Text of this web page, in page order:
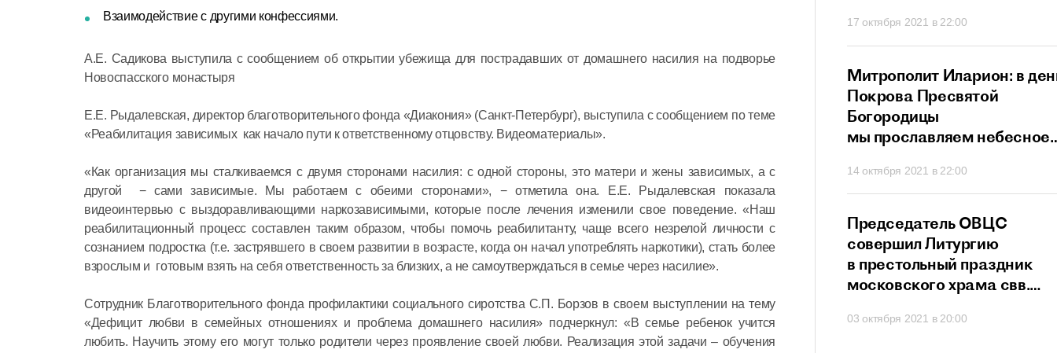
Взаимодействие с другими конфессиями.
А.Е. Садикова выступила с сообщением об открытии убежища для пострадавших от домашнего насилия на подворье
Новоспасского монастыря
Е.Е. Рыдалевская, директор благотворительного фонда «Диакония» (Санкт-Петербург), выступила с сообщением по теме
«Реабилитация зависимых как начало пути к ответственному отцовству. Видеоматериалы».
«Как организация мы сталкиваемся с двумя сторонами насилия: с одной стороны, это матери и жены зависимых, а с
другой − сами зависимые. Мы работаем с обеими сторонами», − отметила она. Е.Е. Рыдалевская показала
видеоинтервью с выздоравливающими наркозависимыми, которые после лечения изменили свое поведение. «Наш
реабилитационный процесс составлен таким образом, чтобы помочь реабилитанту, чаще всего незрелой личности с
сознанием подростка (т.е. застрявшего в своем развитии в возрасте, когда он начал употреблять наркотики), стать более
взрослым и готовым взять на себя ответственность за близких, а не самоутверждаться в семье через насилие».
Сотрудник Благотворительного фонда профилактики социального сиротства С.П. Борзов в своем выступлении на тему
«Дефицит любви в семейных отношениях и проблема домашнего насилия» подчеркнул: «В семье ребенок учится
любить. Научить этому его могут только родители через проявление своей любви. Реализация этой задачи – обучения
усилий Бог не сможет
31 января 2021 в 20:26
Митрополит Иларион:
Господь всегда нам дает
возможность проявить свои
24 января 2021 в 21:20
17 октября 2021 в 22:00
Митрополит Иларион: в
Покрова Пресвятой
Богородицы
мы прославляем небесное
Божией
14 октября 2021 в 22:00
Председатель ОВЦС
совершил Литургию
в престольный праздник
московского храма свв.
и Феодора
03 октября 2021 в 20:00